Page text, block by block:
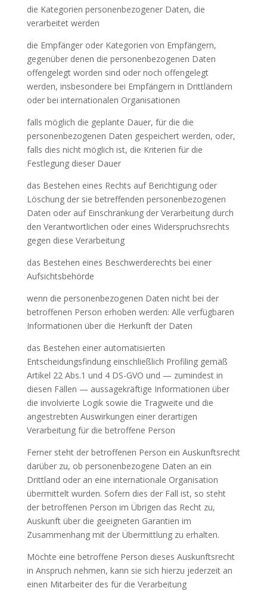
die Kategorien personenbezogener Daten, die
verarbeitet werden
die Empfänger oder Kategorien von Empfängern,
gegenüber denen die personenbezogenen Daten
offengelegt worden sind oder noch offengelegt
werden, insbesondere bei Empfängern in Drittländern
oder bei internationalen Organisationen
falls möglich die geplante Dauer, für die die
personenbezogenen Daten gespeichert werden, oder,
falls dies nicht möglich ist, die Kriterien für die
Festlegung dieser Dauer
das Bestehen eines Rechts auf Berichtigung oder
Löschung der sie betreffenden personenbezogenen
Daten oder auf Einschränkung der Verarbeitung durch
den Verantwortlichen oder eines Widerspruchsrechts
gegen diese Verarbeitung
das Bestehen eines Beschwerderechts bei einer
Aufsichtsbehörde
wenn die personenbezogenen Daten nicht bei der
betroffenen Person erhoben werden: Alle verfügbaren
Informationen über die Herkunft der Daten
das Bestehen einer automatisierten
Entscheidungsfindung einschließlich Profiling gemäß
Artikel 22 Abs.1 und 4 DS-GVO und — zumindest in
diesen Fällen — aussagekräftige Informationen über
die involvierte Logik sowie die Tragweite und die
angestrebten Auswirkungen einer derartigen
Verarbeitung für die betroffene Person
Ferner steht der betroffenen Person ein Auskunftsrecht
darüber zu, ob personenbezogene Daten an ein
Drittland oder an eine internationale Organisation
übermittelt wurden. Sofern dies der Fall ist, so steht
der betroffenen Person im Übrigen das Recht zu,
Auskunft über die geeigneten Garantien im
Zusammenhang mit der Übermittlung zu erhalten.
Möchte eine betroffene Person dieses Auskunftsrecht
in Anspruch nehmen, kann sie sich hierzu jederzeit an
einen Mitarbeiter des für die Verarbeitung